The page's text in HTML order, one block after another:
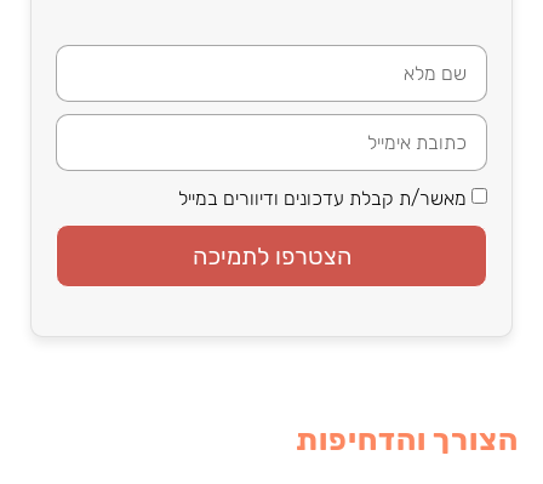
מאשר/ת קבלת עדכונים ודיוורים במייל
הצטרפו לתמיכה
הצורך והדחיפות